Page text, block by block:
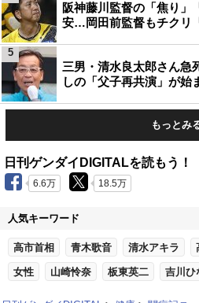
阪神藤川監督の「焦り」
安…岡田前監督もチクリ
三男・清水良太郎さん
しの「父子再共演」が始
5
もっとみ
日刊ゲンダイDIGITALを読もう！
6.6万 18.5万
人気キーワード
高市首相 青木歌音 清水アキラ
女性 山崎怜奈 板東英二 吉川ひ